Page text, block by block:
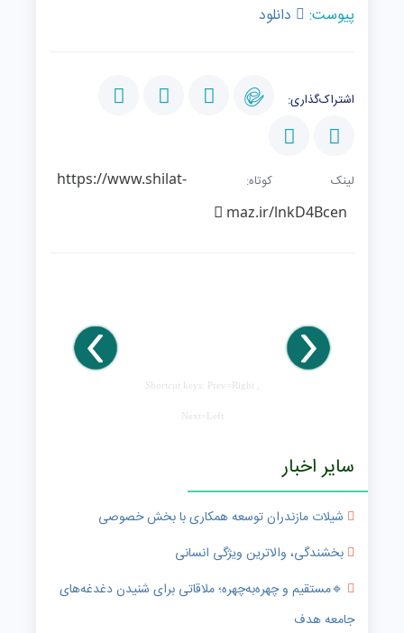
پیوست: دانلود
اشتراک‌گذاری:
لینک کوتاه:https://www.shilat-
maz.ir/lnkD4Bcen
Shortcut keys: Prev=Right ,
Next=Left
سایر اخبار
شیلات مازندران توسعه همکاری با بخش خصوصی
بخشندگی، والاترین ویژگی انسانی
🔹️مستقیم و چهره‌به‌چهره؛ ملاقاتی برای شنیدن دغدغه‌های
جامعه هدف